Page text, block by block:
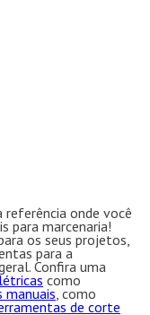
onde você
para marcenaria!
os seus projetos,
para a
Confira uma
como
, como
de corte